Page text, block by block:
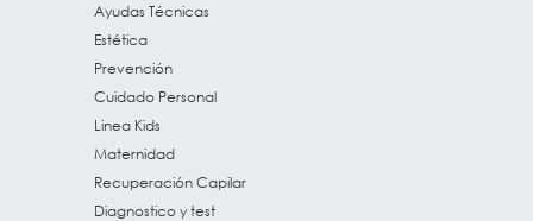
Ayudas Técnicas
Estética
Prevención
Cuidado Personal
Linea Kids
Maternidad
Recuperación Capilar
Diagnostico y test